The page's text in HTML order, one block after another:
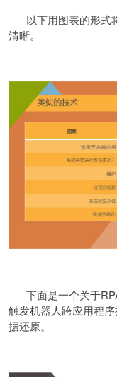
以下用图表的形式
清晰。
下面是一个关于
触发机器人跨应用程
据还原。